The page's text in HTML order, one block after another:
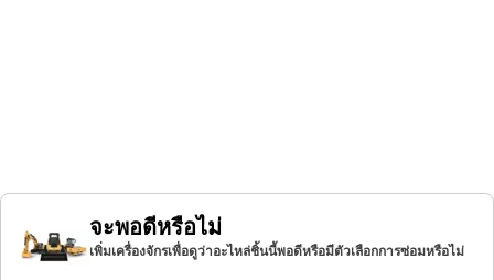
จะพอดีหรือไม่
เพิ่มเครื่องจักรเพื่อดูว่าอะไหล่ชิ้นนี้พอดีหรือมีตัวเลือกการซ่อมหรือไม่